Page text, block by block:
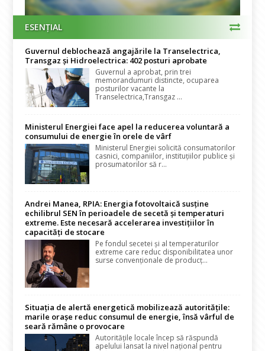
ESENȚIAL
Guvernul deblochează angajările la Transelectrica,
Transgaz și Hidroelectrica: 402 posturi aprobate
Guvernul a aprobat, prin trei
memorandumuri distincte, ocuparea
posturilor vacante la
Transelectrica,Transgaz ...
Ministerul Energiei face apel la reducerea voluntară a
consumului de energie în orele de vârf
Ministerul Energiei solicită consumatorilor
casnici, companiilor, instituțiilor publice și
prosumatorilor să r...
Andrei Manea, RPIA: Energia fotovoltaică susține
echilibrul SEN în perioadele de secetă și temperaturi
extreme. Este necesară accelerarea investițiilor în
capacități de stocare
Pe fondul secetei și al temperaturilor
extreme care reduc disponibilitatea unor
surse convenționale de producț...
Situația de alertă energetică mobilizează autoritățile:
marile orașe reduc consumul de energie, însă vârful de
seară rămâne o provocare
Autoritățile locale încep să răspundă
apelului lansat la nivel național pentru